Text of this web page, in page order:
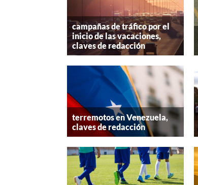
campañas de tráfico por el
inicio de las vacaciones,
claves de redacción
terremotos en Venezuela,
claves de redacción